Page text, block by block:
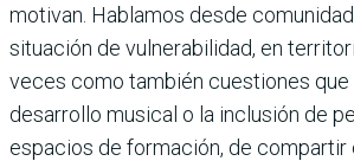
motivan. Hablamos desde
situación de vulnerabilidad, en
veces como también cuestiones que
desarrollo musical o la inclusión de
espacios de formación, de compartir